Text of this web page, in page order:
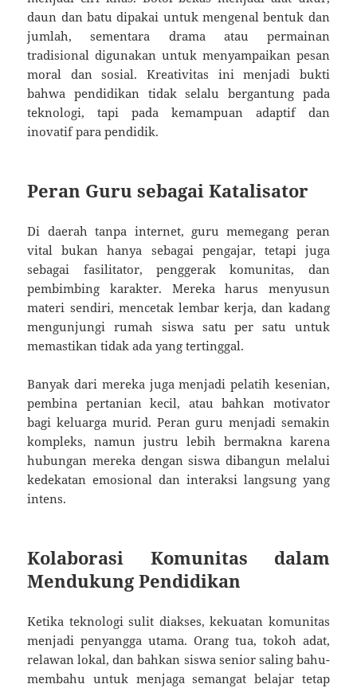
daun dan batu dipakai untuk mengenal bentuk dan
jumlah, sementara drama atau permainan
tradisional digunakan untuk menyampaikan pesan
moral dan sosial. Kreativitas ini menjadi bukti
bahwa pendidikan tidak selalu bergantung pada
teknologi, tapi pada kemampuan adaptif dan
inovatif para pendidik.
Peran Guru sebagai Katalisator
Di daerah tanpa internet, guru memegang peran
vital bukan hanya sebagai pengajar, tetapi juga
sebagai fasilitator, penggerak komunitas, dan
pembimbing karakter. Mereka harus menyusun
materi sendiri, mencetak lembar kerja, dan kadang
mengunjungi rumah siswa satu per satu untuk
memastikan tidak ada yang tertinggal.
Banyak dari mereka juga menjadi pelatih kesenian,
pembina pertanian kecil, atau bahkan motivator
bagi keluarga murid. Peran guru menjadi semakin
kompleks, namun justru lebih bermakna karena
hubungan mereka dengan siswa dibangun melalui
kedekatan emosional dan interaksi langsung yang
intens.
Kolaborasi Komunitas dalam
Mendukung Pendidikan
Ketika teknologi sulit diakses, kekuatan komunitas
menjadi penyangga utama. Orang tua, tokoh adat,
relawan lokal, dan bahkan siswa senior saling bahu-
membahu untuk menjaga semangat belajar tetap